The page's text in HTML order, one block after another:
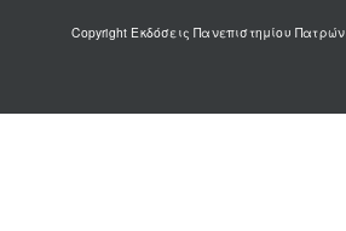
Copyright Εκδόσεις Πανεπιστημίου Πατρών